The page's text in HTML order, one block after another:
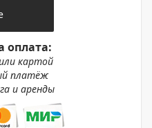
оплата:
картой
платёж
и аренды